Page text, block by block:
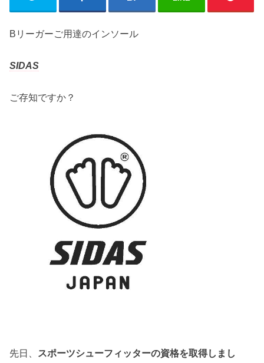
Bリーガーご用達のインソール
SIDAS
ご存知ですか？
先日、 スポーツシューフィッターの資格を取得しまし